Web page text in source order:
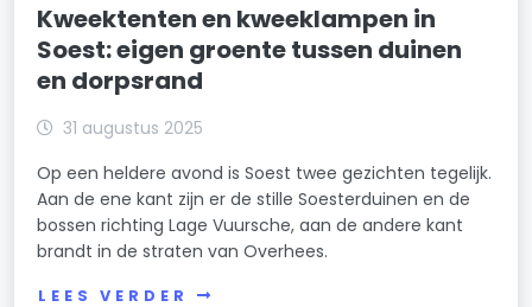
Kweektenten en kweeklampen in
Soest: eigen groente tussen duinen
en dorpsrand
31 augustus 2025
Op een heldere avond is Soest twee gezichten tegelijk.
Aan de ene kant zijn er de stille Soesterduinen en de
bossen richting Lage Vuursche, aan de andere kant
brandt in de straten van Overhees.
LEES VERDER